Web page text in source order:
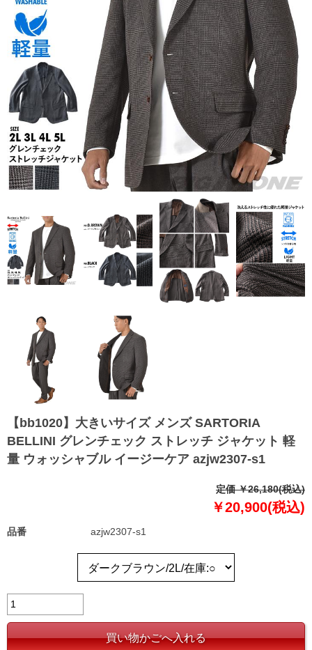
【bb1020】大きいサイズ メンズ SARTORIA
BELLINI グレンチェック ストレッチ ジャケット 軽
量 ウォッシャブル イージーケア azjw2307-s1
定価 ￥26,180(税込)
￥20,900(税込)
品番 azjw2307-s1